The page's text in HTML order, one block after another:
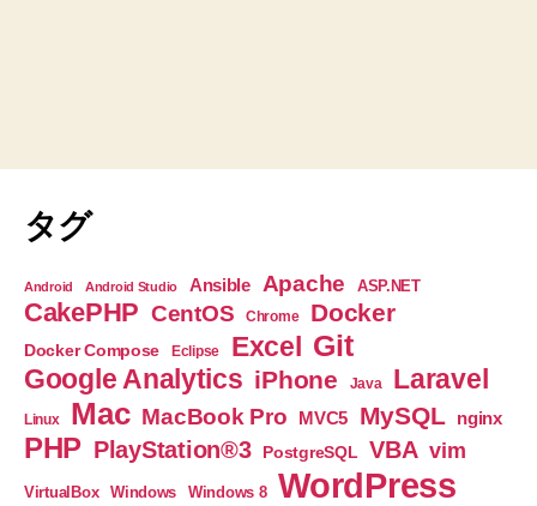
タグ
Android Android Studio Ansible Apache ASP.NET
CakePHP CentOS Chrome Docker
Docker Compose Eclipse Excel Git
Google Analytics iPhone Java Laravel
Linux Mac MacBook Pro MVC5 MySQL nginx
PHP PlayStation®3 PostgreSQL VBA vim
VirtualBox Windows Windows 8 WordPress